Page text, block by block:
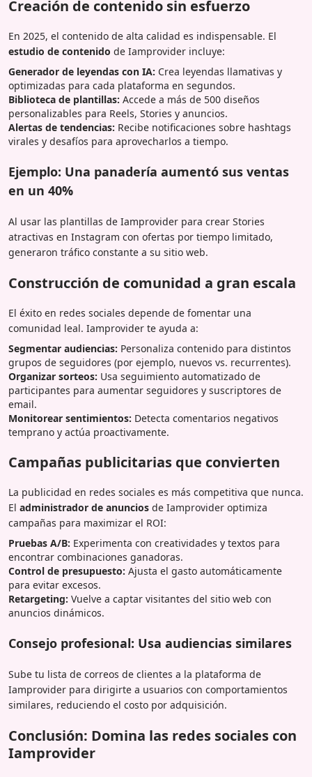
Creación de contenido sin esfuerzo
En 2025, el contenido de alta calidad es indispensable. El
estudio de contenido de Iamprovider incluye:
Generador de leyendas con IA: Crea leyendas llamativas y
optimizadas para cada plataforma en segundos.
Biblioteca de plantillas: Accede a más de 500 diseños
personalizables para Reels, Stories y anuncios.
Alertas de tendencias: Recibe notificaciones sobre hashtags
virales y desafíos para aprovecharlos a tiempo.
Ejemplo: Una panadería aumentó sus ventas
en un 40%
Al usar las plantillas de Iamprovider para crear Stories
atractivas en Instagram con ofertas por tiempo limitado,
generaron tráfico constante a su sitio web.
Construcción de comunidad a gran escala
El éxito en redes sociales depende de fomentar una
comunidad leal. Iamprovider te ayuda a:
Segmentar audiencias: Personaliza contenido para distintos
grupos de seguidores (por ejemplo, nuevos vs. recurrentes).
Organizar sorteos: Usa seguimiento automatizado de
participantes para aumentar seguidores y suscriptores de
email.
Monitorear sentimientos: Detecta comentarios negativos
temprano y actúa proactivamente.
Campañas publicitarias que convierten
La publicidad en redes sociales es más competitiva que nunca.
El administrador de anuncios de Iamprovider optimiza
campañas para maximizar el ROI:
Pruebas A/B: Experimenta con creatividades y textos para
encontrar combinaciones ganadoras.
Control de presupuesto: Ajusta el gasto automáticamente
para evitar excesos.
Retargeting: Vuelve a captar visitantes del sitio web con
anuncios dinámicos.
Consejo profesional: Usa audiencias similares
Sube tu lista de correos de clientes a la plataforma de
Iamprovider para dirigirte a usuarios con comportamientos
similares, reduciendo el costo por adquisición.
Conclusión: Domina las redes sociales con
Iamprovider